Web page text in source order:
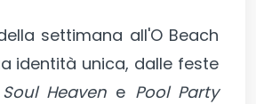
settimana all'O Beach
identità unica, dalle feste
Soul Heaven e Pool Party